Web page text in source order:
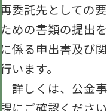
再委託先としての
ための書類の提出
に係る申出書及び
行います。
詳しくは、公金